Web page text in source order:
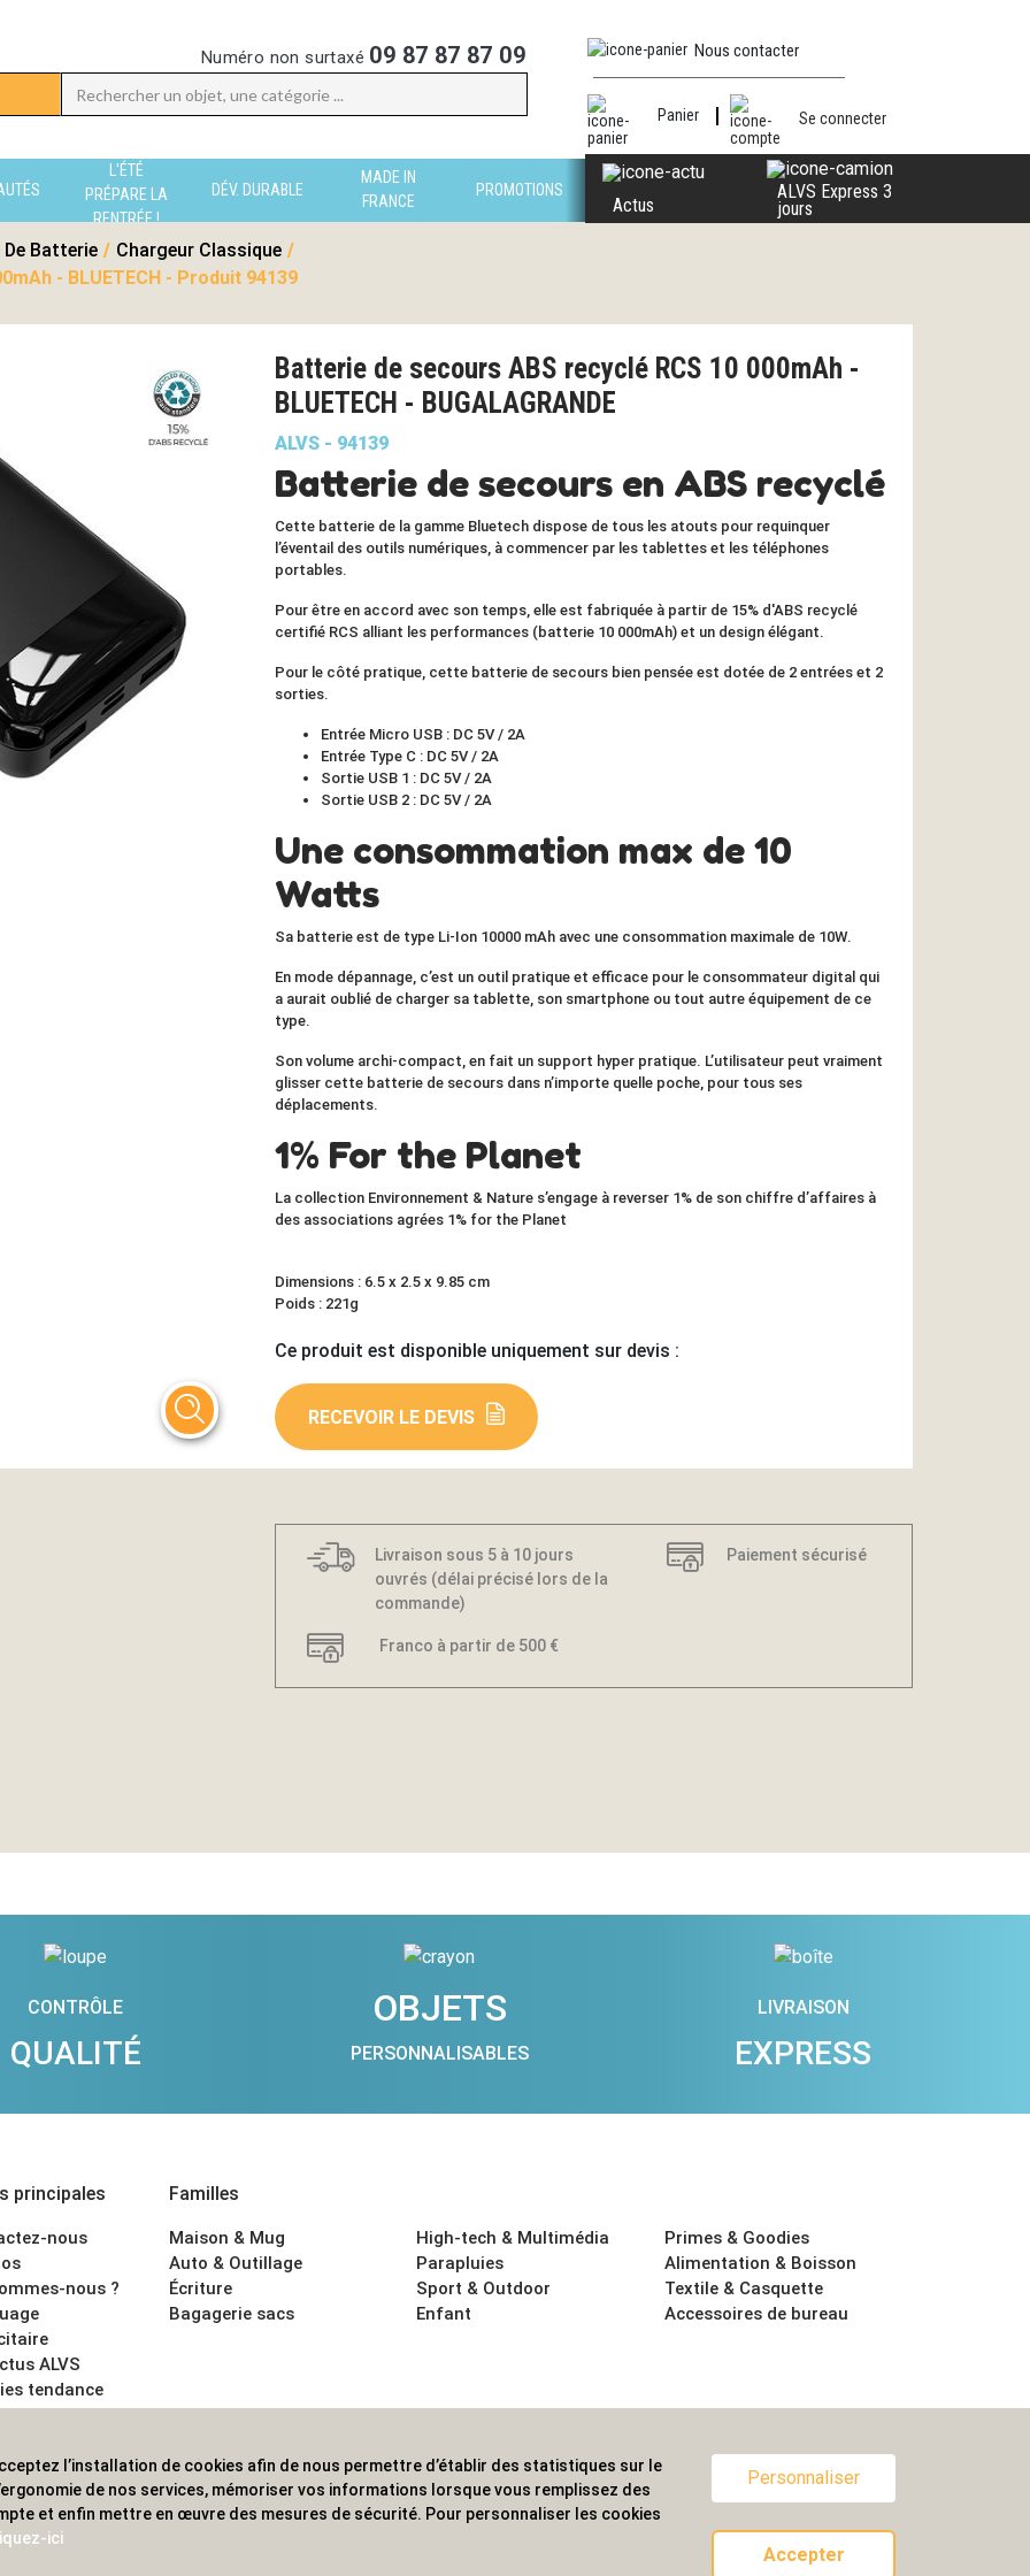
Numéro non surtaxé 09 87 87 87 09 Nous contacter
Panier Se connecter
L'ÉTÉ
PRÉPARE LA
RENTRÉE !
DÉV. DURABLE
MADE IN
FRANCE
PROMOTIONS
Actus
ALVS Express 3
jours
Batterie / Chargeur Classique /
- BLUETECH - Produit 94139
Batterie de secours ABS recyclé RCS 10 000mAh -
BLUETECH - BUGALAGRANDE
ALVS - 94139
Batterie de secours en ABS recyclé
Cette batterie de la gamme Bluetech dispose de tous les atouts pour requinquer
l’éventail des outils numériques, à commencer par les tablettes et les téléphones
portables.
Pour être en accord avec son temps, elle est fabriquée à partir de 15% d'ABS recyclé
certifié RCS alliant les performances (batterie 10 000mAh) et un design élégant.
Pour le côté pratique, cette batterie de secours bien pensée est dotée de 2 entrées et 2
sorties.
Entrée Micro USB : DC 5V / 2A
Entrée Type C : DC 5V / 2A
Sortie USB 1 : DC 5V / 2A
Sortie USB 2 : DC 5V / 2A
Une consommation max de 10
Watts
Sa batterie est de type Li-Ion 10000 mAh avec une consommation maximale de 10W.
En mode dépannage, c’est un outil pratique et efficace pour le consommateur digital qui
a aurait oublié de charger sa tablette, son smartphone ou tout autre équipement de ce
type.
Son volume archi-compact, en fait un support hyper pratique. L’utilisateur peut vraiment
glisser cette batterie de secours dans n’importe quelle poche, pour tous ses
déplacements.
1% For the Planet
La collection Environnement & Nature s’engage à reverser 1% de son chiffre d’affaires à
des associations agrées 1% for the Planet
Dimensions : 6.5 x 2.5 x 9.85 cm
Poids : 221g
Ce produit est disponible uniquement sur devis :
RECEVOIR LE DEVIS
Livraison sous 5 à 10 jours
ouvrés (délai précisé lors de la
commande)
Paiement sécurisé
Franco à partir de 500 €
CONTRÔLE
QUALITÉ
OBJETS
PERSONNALISABLES
LIVRAISON
EXPRESS
principales
nous
nous ?
ALVS
tendance
Familles
Maison & Mug
Auto & Outillage
Écriture
Bagagerie sacs
High-tech & Multimédia
Parapluies
Sport & Outdoor
Enfant
Primes & Goodies
Alimentation & Boisson
Textile & Casquette
Accessoires de bureau
professionnels. Une implantation nationale, une couverture internationale.
l’installation de cookies afin de nous permettre d’établir des statistiques sur le
de nos services, mémoriser vos informations lorsque vous remplissez des
et enfin mettre en œuvre des mesures de sécurité. Pour personnaliser les cookies
ici
Personnaliser
Accepter